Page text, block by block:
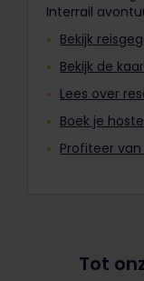
Interrail
Bekijk
Bekijk de
Lees over
Boek je
Profiteer
Tot